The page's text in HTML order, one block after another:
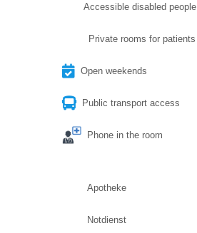
Accessible disabled people
Private rooms for patients
Open weekends
Public transport access
Phone in the room
Apotheke
Notdienst